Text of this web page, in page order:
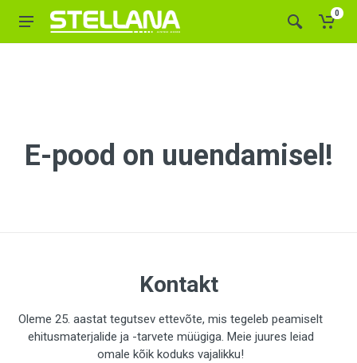
0
E-pood on uuendamisel!
Kontakt
Oleme 25. aastat tegutsev ettevõte, mis tegeleb peamiselt
ehitusmaterjalide ja -tarvete müügiga. Meie juures leiad
omale kõik koduks vajalikku!